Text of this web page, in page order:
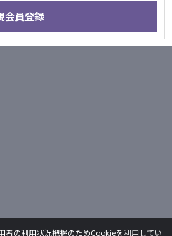
者の利用状況把握のためCookieを利用してい